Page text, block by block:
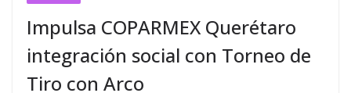
Impulsa COPARMEX Querétaro
integración social con Torneo de
Tiro con Arco